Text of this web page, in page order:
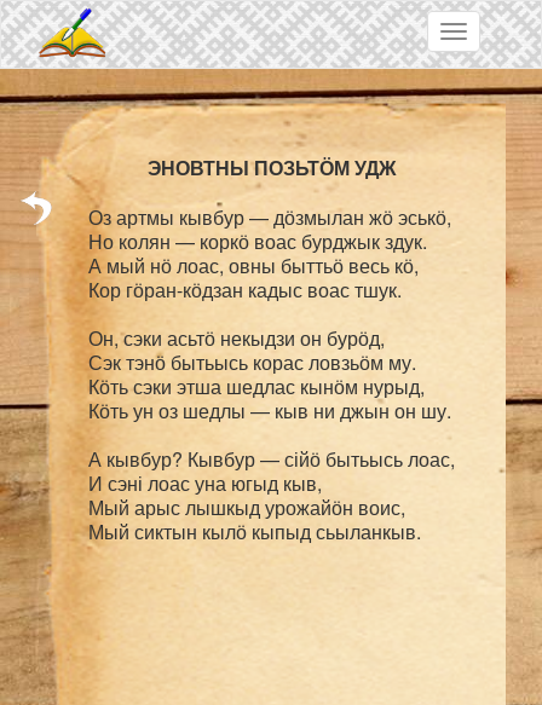
Skip to main content
Toggle
navigation
ЭНОВТНЫ ПОЗЬТӦМ УДЖ
Оз артмы кывбур — дӧзмылан жӧ эськӧ,
Но колян — коркӧ воас бурджык здук.
А мый нӧ лоас, овны быттьӧ весь кӧ,
Кор гӧран-кӧдзан кадыс воас тшук.
Он, сэки асьтӧ некыдзи он бурӧд,
Сэк тэнӧ бытьысь корас ловзьӧм му.
Кӧть сэки этша шедлас кынӧм нурыд,
Кӧть ун оз шедлы — кыв ни джын он шу.
А кывбур? Кывбур — сійӧ бытьысь лоас,
И сэні лоас уна югыд кыв,
Мый арыс лышкыд урожайӧн воис,